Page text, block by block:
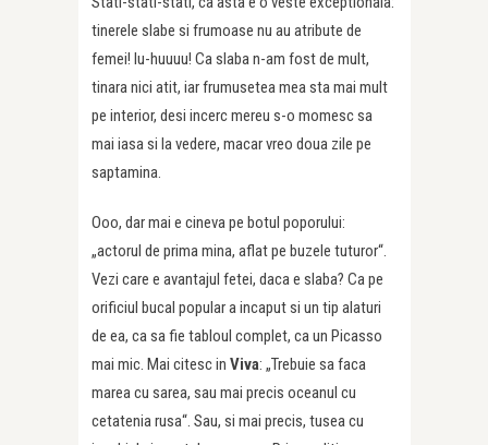
tinerele slabe si frumoase nu au atribute de
femei! Iu-huuuu! Ca slaba n-am fost de mult,
tinara nici atit, iar frumusetea mea sta mai mult
pe interior, desi incerc mereu s-o momesc sa
mai iasa si la vedere, macar vreo doua zile pe
saptamina.
Ooo, dar mai e cineva pe botul poporului:
„actorul de prima mina, aflat pe buzele tuturor“.
Vezi care e avantajul fetei, daca e slaba? Ca pe
orificiul bucal popular a incaput si un tip alaturi
de ea, ca sa fie tabloul complet, ca un Picasso
mai mic. Mai citesc in Viva: „Trebuie sa faca
marea cu sarea, sau mai precis oceanul cu
cetatenia rusa“. Sau, si mai precis, tusea cu